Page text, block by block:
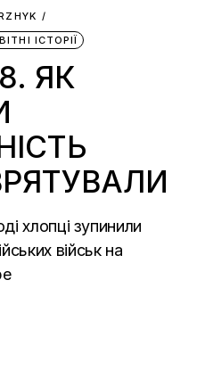
ІСТОРІЇ
ЯК
хлопці зупинили
військ на